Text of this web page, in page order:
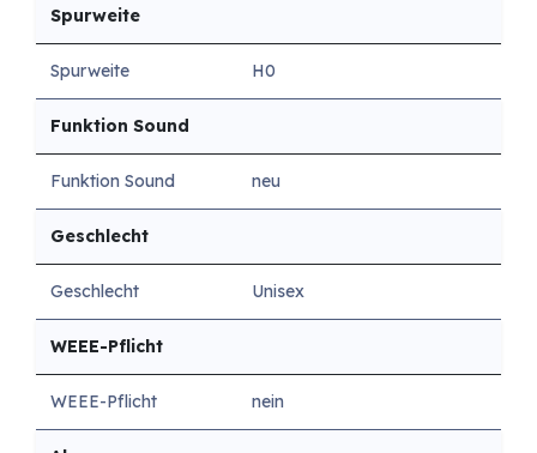
Spurweite
Spurweite H0
Funktion Sound
Funktion Sound neu
Geschlecht
Geschlecht Unisex
WEEE-Pflicht
WEEE-Pflicht nein